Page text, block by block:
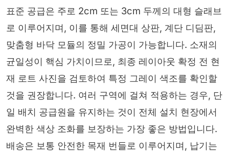
표준 공급은 주로 2cm 또는 3cm 두께의 대형 슬래브
로 이루어지며, 이를 통해 세면대 상판, 계단 디딤판,
맞춤형 바닥 모듈의 정밀 가공이 가능합니다. 소재의
균일성이 핵심 가치이므로, 최종 레이아웃 확정 전 현
재 로트 사진을 검토하여 특정 그레이 색조를 확인할
것을 권장합니다. 여러 구역에 걸쳐 적용하는 경우, 단
일 배치 공급원을 유지하는 것이 전체 설치 현장에서
완벽한 색상 조화를 보장하는 가장 좋은 방법입니다.
배송은 보통 안전한 목재 번들로 이루어지며, 납기는